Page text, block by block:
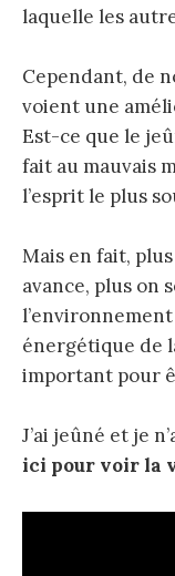
laquelle les
Cependant, de
voient une
Est-ce que le
fait au mauvais
l’esprit le plus
Mais en fait,
avance, plus on
énergétique de
important pour
J’ai jeûné et je
ici pour voir la